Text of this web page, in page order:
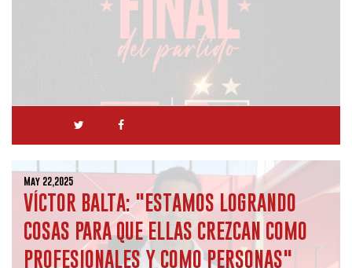
May 22,2025
VÍCTOR BALTA: "ESTAMOS LOGRANDO
COSAS PARA QUE ELLAS CREZCAN COMO
PROFESIONALES Y COMO PERSONAS"